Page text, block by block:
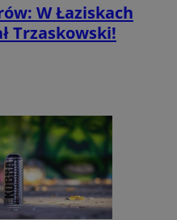
W Łaziskach
Trzaskowski!